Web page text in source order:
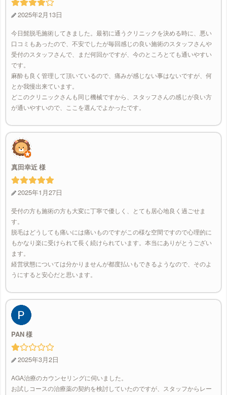
2025年2月13日
今日髭脱毛施術してきました。最初に通うクリニックを決める時に、悪い
口コミもあったので、不安でしたが毎回感じの良い施術のスタッフさんや
受付のスタッフさんで、まだ何回かですが、今のところとても通いやすい
です。
麻酔も良く管理して頂いているので、痛みが感じない事はないですが、何
とか我慢出来ています。
どこのクリニックさんも同じ機械ですから、スタッフさんの感じが良い方
が通いやすいので、ここを選んでよかったです。
真田幸近
2025年1月27日
受付の方も施術の方も大変に丁寧で優しく、とても居心地良く過ごせま
す。
脱毛はどうしても痛いには痛いものですがこの様な空間ですので心理的に
もかなり楽に受けられて長く続けられています。本当にありがとうござい
ます。
経営状態については分かりませんが都度払いもできるようなので、そのよ
うにすると安心だと思います。
PAN
2025年3月2日
AGA治療のカウンセリングに伺いました。
お試しコースの治療薬の契約を検討していたのですが、スタッフからレー